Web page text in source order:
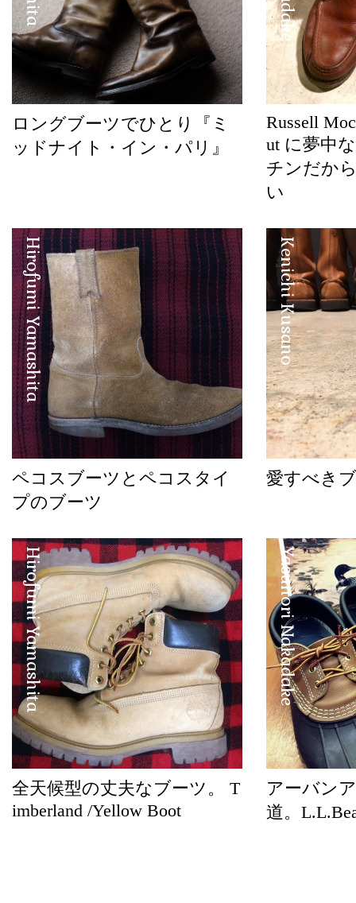
ロングブーツでひとり『ミ
ッドナイト・イン・パリ』
Russell
ut に夢中
チンだか
い
Hirofumi Yamashita
ペコスブーツとペコスタイ
プのブーツ
Kenichi Kusano
愛すべき
Hirofumi Yamashita
全天候型の丈夫なブーツ。 T
imberland /Yellow Boot
Yasunori Nakadake
アーバン
道。